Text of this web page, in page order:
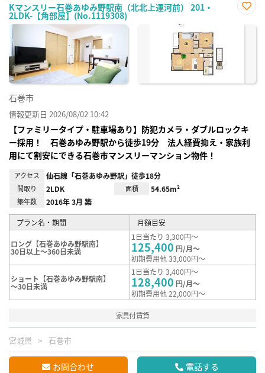
Kマンスリー石巻あゆみ野駅南（北北上運河前） 201・
2LDK-【角部屋】(No.1119308)
に入
石巻市
情報更新日 2026/08/02 10:42
【ファミリータイプ・駐車場あり】防犯カメラ・ダブルロックキ
ー採用！ 石巻あゆみ野駅から徒歩19分 法人経費抑え・家族利
用にて割安にできる石巻市マンスリーマンション物件！
アクセス 仙石線「石巻あゆみ野駅」徒歩18分
間取り 2LDK 面積 54.65m²
築年数 2016年 3月 築
プラン名・期間 月額目安
ロング【石巻あゆみ野駅南】
30日以上～360日未満
1日当たり 3,300円～
125,400 円/月～
初期費用他 33,000円～
ショート【石巻あゆみ野駅南】
～30日未満
1日当たり 3,400円～
128,400 円/月～
初期費用他 22,000円～
家具付賃貸
宮城県 石巻市
お問合わせ 電話する